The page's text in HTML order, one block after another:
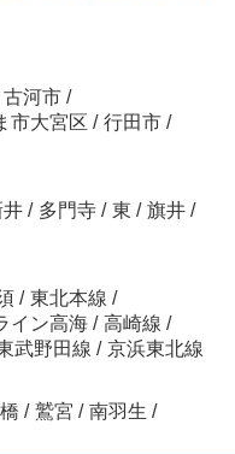
古河市 /
市大宮区 / 行田市 /
井 / 多門寺 / 東 / 旗井 /
/ 東北本線 /
イン高海 / 高崎線 /
武野田線 / 京浜東北線
/ 鷲宮 / 南羽生 /